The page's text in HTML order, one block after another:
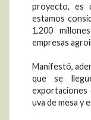
proyecto, es
estamos
1.200
empresas
Manifestó,
que se
exportaciones
uva de mesa y